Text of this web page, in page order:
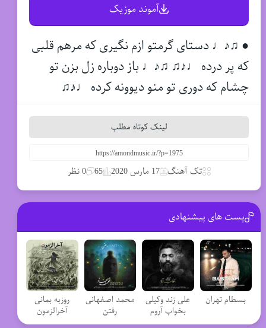
آموند موزیک
● ♫♪♩ دستای گرمتو ازم نگیری که مرهم قلبی
که پر درده ♩♪♫ ♫♪♩ باز دوباره زل بزن تو
چشام که دوری تو منو دیوونه کرده ♩♪♫
لینک کوتاه مطلب
تک آهنگ 17 مارس 2020 65 0 نظر
پست های پیشنهادی
بسطام تهران
علی زند وکیلی
بخواب آروم
محمد اصفهانی
رفتن
روزبه بمانی
آخرالزمون